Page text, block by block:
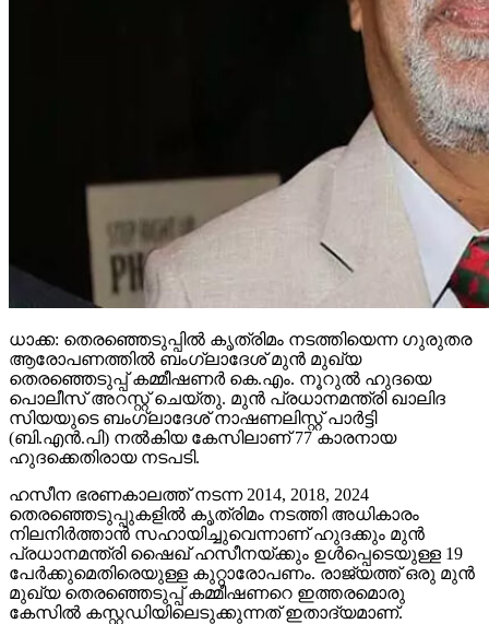
ധാക്ക: തെരഞ്ഞെടുപ്പില്‍ കൃത്രിമം നടത്തിയെന്ന ഗുരുതര
ആരോപണത്തില്‍ ബംഗ്ലാദേശ് മുന്‍ മുഖ്യ
തെരഞ്ഞെടുപ്പ് കമ്മീഷണര്‍ കെ.എം. നൂറുല്‍ ഹുദയെ
പൊലീസ് അറസ്റ്റ് ചെയ്തു. മുന്‍ പ്രധാനമന്ത്രി ഖാലിദ
സിയയുടെ ബംഗ്ലാദേശ് നാഷണലിസ്റ്റ് പാര്‍ട്ടി
(ബി.എന്‍.പി) നല്‍കിയ കേസിലാണ് 77 കാരനായ
ഹുദക്കെതിരായ നടപടി.
ഹസീന ഭരണകാലത്ത് നടന്ന 2014, 2018, 2024
തെരഞ്ഞെടുപ്പുകളില്‍ കൃത്രിമം നടത്തി അധികാരം
നിലനിര്‍ത്താന്‍ സഹായിച്ചുവെന്നാണ് ഹുദക്കും മുന്‍
പ്രധാനമന്ത്രി ഷൈഖ് ഹസീനയ്ക്കും ഉള്‍പ്പെടെയുള്ള 19
പേര്‍ക്കുമെതിരെയുള്ള കുറ്റാരോപണം. രാജ്യത്ത് ഒരു മുന്‍
മുഖ്യ തെരഞ്ഞെടുപ്പ് കമ്മീഷണറെ ഇത്തരമൊരു
കേസില്‍ കസ്റ്റഡിയിലെടുക്കുന്നത് ഇതാദ്യമാണ്.